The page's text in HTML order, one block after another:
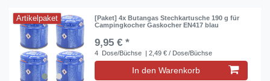
Artikelpaket
[Paket] 4x Butangas Stechkartusche 190 g für
Campingkocher Gaskocher EN417 blau
9,95 € *
4 Dose/Büchse | 2,49 € / Dose/Büchse
In den Warenkorb